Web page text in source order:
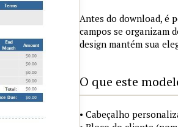
Antes do download, é
campos se organizam
design mantém sua
O que este
• Cabeçalho